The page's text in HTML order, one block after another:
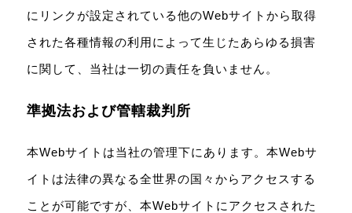
にリンクが設定されている他のWebサイトから取得
された各種情報の利用によって生じたあらゆる損害
に関して、当社は一切の責任を負いません。
準拠法および管轄裁判所
本Webサイトは当社の管理下にあります。本Webサ
イトは法律の異なる全世界の国々からアクセスする
ことが可能ですが、本Webサイトにアクセスされた